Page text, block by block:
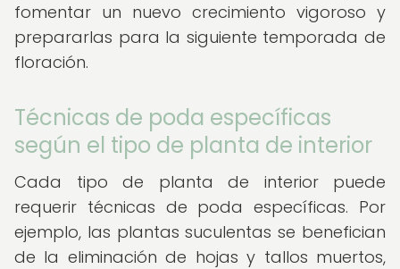
fomentar un nuevo crecimiento vigoroso y
prepararlas para la siguiente temporada de
floración.
Técnicas de poda específicas
según el tipo de planta de interior
Cada tipo de planta de interior puede
requerir técnicas de poda específicas. Por
ejemplo, las plantas suculentas se benefician
de la eliminación de hojas y tallos muertos,